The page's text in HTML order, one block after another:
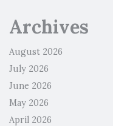
Archives
August 2026
July 2026
June 2026
May 2026
April 2026